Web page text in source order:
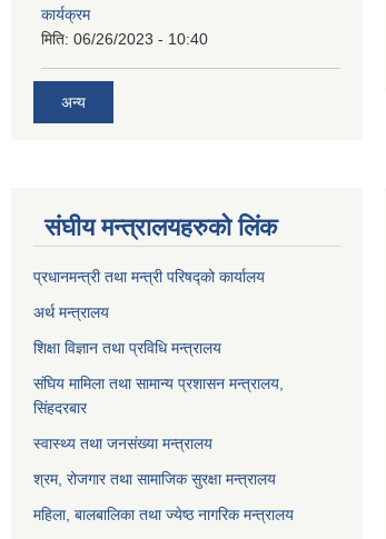
कार्यक्रम
मिति: 06/26/2023 - 10:40
अन्य
संघीय मन्त्रालयहरुको लिंक
प्रधानमन्त्री तथा मन्त्री परिषद्को कार्यालय
अर्थ मन्त्रालय
शिक्षा विज्ञान तथा प्रविधि मन्त्रालय
संघिय मामिला तथा सामान्य प्रशासन मन्त्रालय,
सिंहदरबार
स्वास्थ्य तथा जनसंख्या मन्त्रालय
श्रम, रोजगार तथा सामाजिक सुरक्षा मन्त्रालय
महिला, बालबालिका तथा ज्येष्ठ नागरिक मन्त्रालय